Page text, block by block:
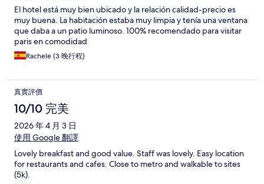
El hotel está muy bien ubicado y la relación calidad-precio es
muy buena. La habitación estaba muy limpia y tenía una ventana
que daba a un patio luminoso. 100% recomendado para visitar
paris en comodidad
Rachele (3 晚行程)
真實評價
10/10 完美
2026 年 4 月 3 日
使用 Google 翻譯
Lovely breakfast and good value. Staff was lovely. Easy location
for restaurants and cafes. Close to metro and walkable to sites
(5k).